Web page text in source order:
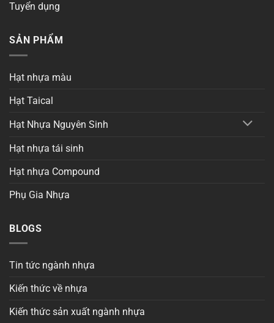
Tuyển dụng
SẢN PHẨM
Hạt nhựa màu
Hạt Taical
Hạt Nhựa Nguyên Sinh
Hạt nhựa tái sinh
Hạt nhựa Compound
Phụ Gia Nhựa
BLOGS
Tin tức ngành nhựa
Kiến thức về nhựa
Kiến thức sản xuất ngành nhựa